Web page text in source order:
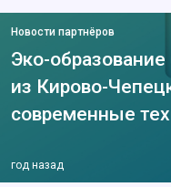
Новости партнёров
Эко-
из Кирово-
современные
год назад